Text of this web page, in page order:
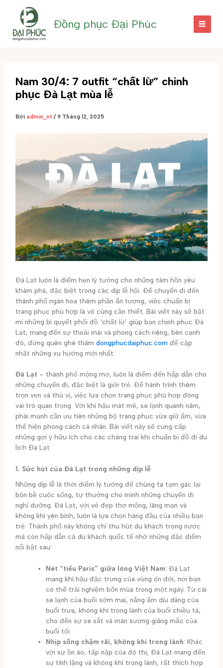
dung
Đồng phục Đại Phúc
Nam 30/4: 7 outfit “chất lừ” chinh
phục Đà Lạt mùa lễ
Bởi admin_nt/ 9 Tháng 12, 2025
Đà Lạt luôn là điểm hẹn lý tưởng cho những tâm hồn yêu
khám phá, đặc biệt trong các dịp lễ hội. Để chuyến đi đến
thành phố ngàn hoa thêm phần ấn tượng, việc chuẩn bị
trang phục phù hợp là vô cùng cần thiết. Bài viết này sẽ bật
mí những bí quyết phối đồ ‘chất lừ’ giúp bạn chinh phục Đà
Lạt, mang đến sự thoải mái và phong cách riêng, bên cạnh
đó, đừng quên ghé thămdongphucdaiphuc.com để cập
nhật những xu hướng mới nhất.
Đà Lạt – thành phố mộng mơ, luôn là điểm đến hấp dẫn cho
những chuyến đi, đặc biệt là giới trẻ. Để hành trình thêm
trọn vẹn và thú vị, việc lựa chọn trang phục phù hợp đóng
vai trò quan trọng. Với khí hậu mát mẻ, se lạnh quanh năm,
phái mạnh cần ưu tiên những bộ trang phục vừa giữ ấm, vừa
thể hiện phong cách cá nhân. Bài viết này sẽ cung cấp
những gợi ý hữu ích cho các chàng trai khi chuẩn bị đồ đi du
lịch Đà Lạt.
1. Sức hút của Đà Lạt trong những dịp lễ
Những dịp lễ là thời điểm lý tưởng để chúng ta tạm gác lại
bộn bề cuộc sống, tự thưởng cho mình những chuyến đi
nghỉ dưỡng. Đà Lạt, với vẻ đẹp thơ mộng, lãng mạn và
không khí yên bình, luôn là lựa chọn hàng đầu của nhiều bạn
trẻ. Thành phố này không chỉ thu hút du khách trong nước
mà còn hấp dẫn cả du khách quốc tế nhờ những đặc điểm
nổi bật sau:
Nét “tiểu Paris” giữa lòng Việt Nam: Đà Lạt
mang khí hậu đặc trưng của vùng ôn đới, nơi bạn
có thể trải nghiệm bốn mùa trong một ngày. Từ cái
se lạnh của buổi sớm mai, nắng ấm dịu dàng của
buổi trưa, không khí trong lành của buổi chiều tà,
cho đến sự se sắt và màn sương giăng mắc của
buổi tối.
Nhịp sống chậm rãi, không khí trong lành: Khác
với sự ồn ào, tấp nập của đô thị, Đà Lạt mang đến
sự tĩnh lặng và không khí trong lành, rất thích hợp